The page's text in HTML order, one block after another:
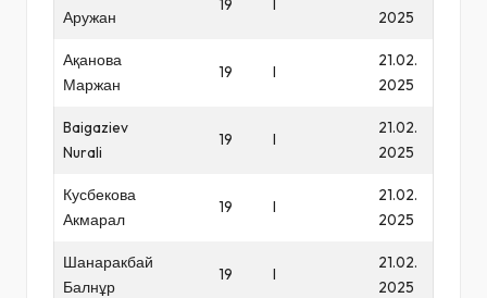
Аружан
19 I
2025
Ақанова
Маржан
19 I
21.02.
2025
Baigaziev
Nurali
19 I
21.02.
2025
Кусбекова
Акмарал
19 I
21.02.
2025
Шанаракбай
Балнұр
19 I
21.02.
2025